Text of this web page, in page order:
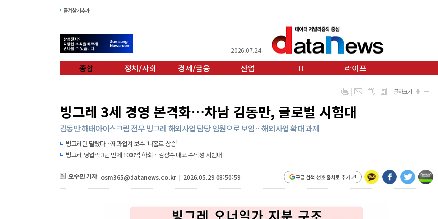
즐겨찾기추가
2026.07.24
종합 정치/사회 경제/금융 산업 IT 라이프
빙그레 3세 경영 본격화…차남 김동만, 글로벌 시험대
김동만 해태아이스크림 전무 빙그레 해외사업 담당 임원으로 보임…해외사업 확대 과제
빙그레만 달랐다…제과업계 보수 ‘나홀로 상승’
빙그레 영업익 3년 만에 1000억 하회…김광수 대표 수익성 시험대
구글 검색 선호 출처로 추가
오수민 기자 osm365@datanews.co.kr | 2026.05.29 08:50:59
글자크기